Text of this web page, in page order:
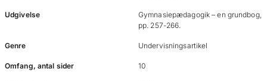
Udgivelse
Gymnasiepædagogik – en grundbog,
pp. 257-266.
Genre Undervisningsartikel
Omfang, antal sider 10